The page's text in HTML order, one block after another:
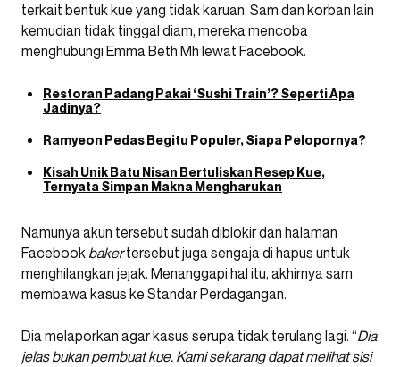
terkait bentuk kue yang tidak karuan. Sam dan korban lain
kemudian tidak tinggal diam, mereka mencoba
menghubungi Emma Beth Mh lewat Facebook.
Restoran Padang Pakai ‘Sushi Train’? Seperti Apa
Jadinya?
Ramyeon Pedas Begitu Populer, Siapa Pelopornya?
Kisah Unik Batu Nisan Bertuliskan Resep Kue,
Ternyata Simpan Makna Mengharukan
Namunya akun tersebut sudah diblokir dan halaman
Facebook bakertersebut juga sengaja di hapus untuk
menghilangkan jejak. Menanggapi hal itu, akhirnya sam
membawa kasus ke Standar Perdagangan.
Dia melaporkan agar kasus serupa tidak terulang lagi. “Dia
jelas bukan pembuat kue. Kami sekarang dapat melihat sisi